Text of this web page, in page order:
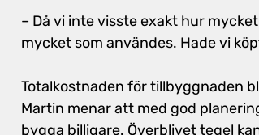
– Då vi inte visste exakt hur
mycket som användes. Hade vi
Totalkostnaden för tillbyggnaden
Martin menar att med god
bygga billigare. Överblivet tegel